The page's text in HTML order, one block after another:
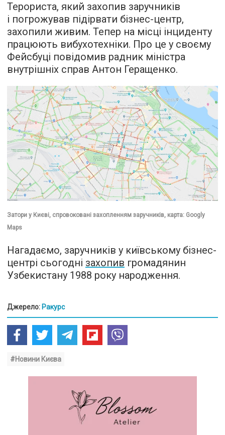
Терориста, який захопив заручників
і погрожував підірвати бізнес-центр,
захопили живим. Тепер на місці інциденту
працюють вибухотехніки. Про це у своєму
Фейсбуці повідомив радник міністра
внутрішніх справ Антон Геращенко.
Затори у Києві, спровоковані захопленням заручників, карта: Googly
Maps
Нагадаємо, заручників у київському бізнес-
центрі сьогодні захопив громадянин
Узбекистану 1988 року народження.
Джерело: Ракурс
#Новини Києва